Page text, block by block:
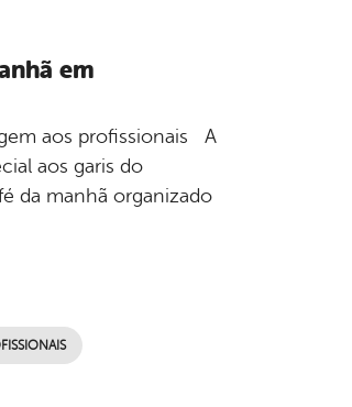
em
aos profissionais A
aos garis do
da manhã organizado